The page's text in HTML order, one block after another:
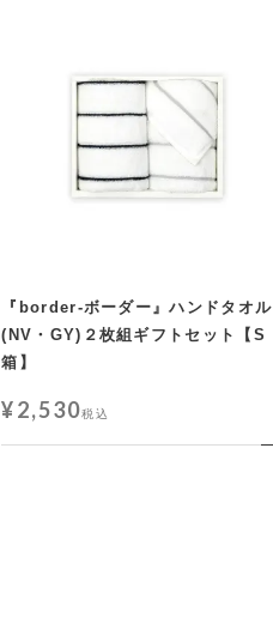
『border-ボーダー』ハンドタオル
(NV・GY)２枚組ギフトセット【S
箱】
¥2,530税込